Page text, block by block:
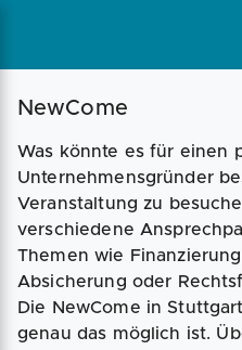
Magazin
Angebote
NewCome
Was könnte es für einen
Unternehmensgründer
Veranstaltung zu
verschiedene
Themen wie
Absicherung oder
Die NewCome in
genau das möglich ist.